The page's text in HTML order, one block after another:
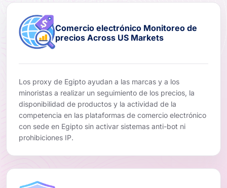
Comercio electrónico Monitoreo de
precios Across US Markets
Los proxy de Egipto ayudan a las marcas y a los
minoristas a realizar un seguimiento de los precios, la
disponibilidad de productos y la actividad de la
competencia en las plataformas de comercio electrónico
con sede en Egipto sin activar sistemas anti-bot ni
prohibiciones IP.